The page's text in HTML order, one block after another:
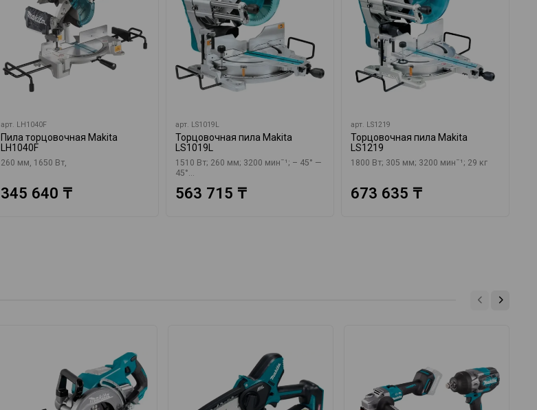
арт. LH1040F
Пила торцовочная Makita
LH1040F
260 мм, 1650 Вт,
345 640 ₸
арт. LS1019L
Торцовочная пила Makita
LS1019L
1510 Вт; 260 мм; 3200 минˉ¹; – 45° —
45°...
563 715 ₸
арт. LS1219
Торцовочная пила Makita
LS1219
1800 Вт; 305 мм; 3200 минˉ¹; 29 кг
673 635 ₸